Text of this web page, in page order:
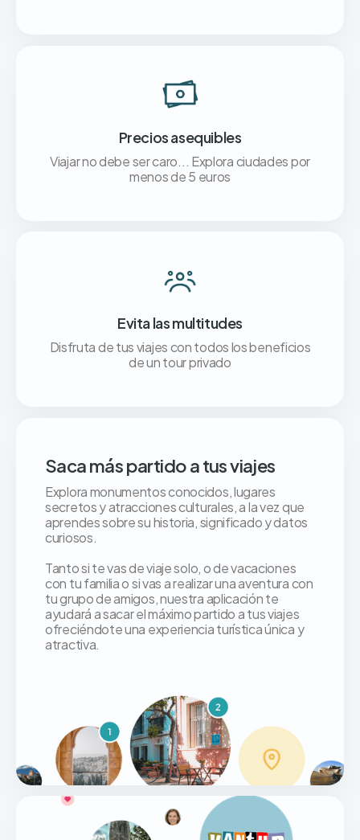
Precios asequibles
Viajar no debe ser caro... Explora ciudades por
menos de 5 euros
Evita las multitudes
Disfruta de tus viajes con todos los beneficios
de un tour privado
Saca más partido a tus viajes
Explora monumentos conocidos, lugares
secretos y atracciones culturales, a la vez que
aprendes sobre su historia, significado y datos
curiosos.
Tanto si te vas de viaje solo, o de vacaciones
con tu familia o si vas a realizar una aventura con
tu grupo de amigos, nuestra aplicación te
ayudará a sacar el máximo partido a tus viajes
ofreciéndote una experiencia turística única y
atractiva.